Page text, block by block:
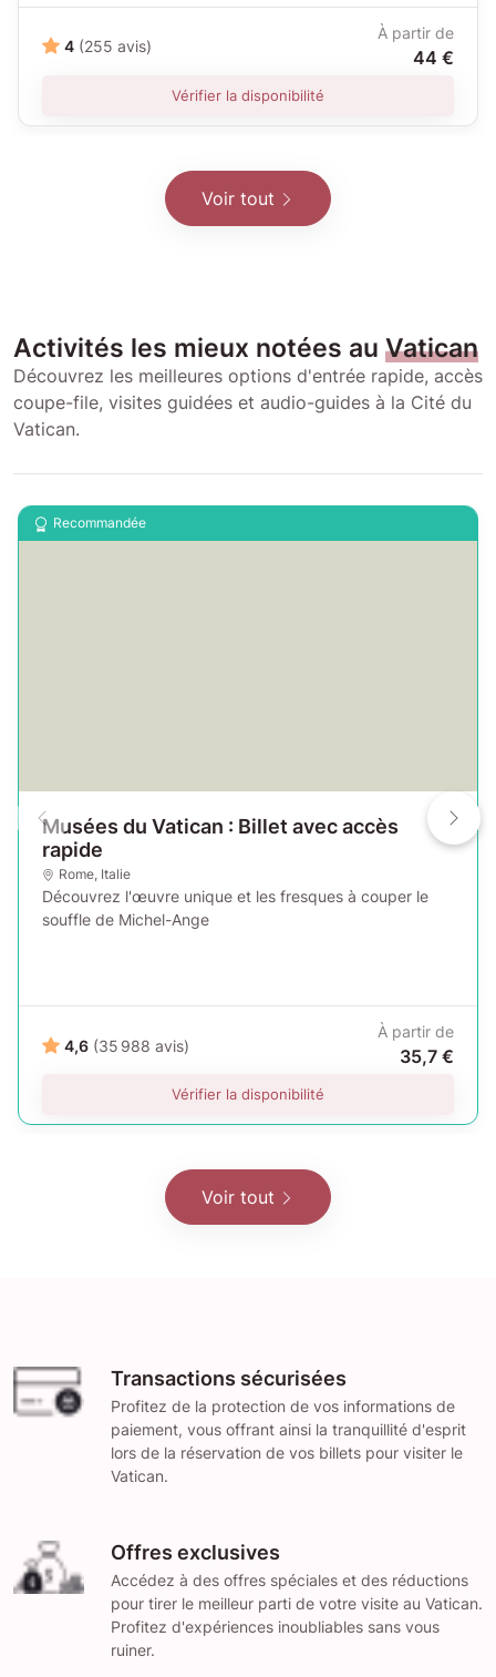
4 (255 avis)
À partir de
44 €
Vérifier la disponibilité
Voir tout
Activités les mieux notées au Vatican
Découvrez les meilleures options d'entrée rapide, accès
coupe-file, visites guidées et audio-guides à la Cité du
Vatican.
Recommandée
Musées du Vatican : Billet avec accès
rapide
Rome, Italie
Découvrez l'œuvre unique et les fresques à couper le
souffle de Michel-Ange
4,6 (35 988 avis)
À partir de
35,7 €
Vérifier la disponibilité
Voir tout
Transactions sécurisées
Profitez de la protection de vos informations de
paiement, vous offrant ainsi la tranquillité d'esprit
lors de la réservation de vos billets pour visiter le
Vatican.
Offres exclusives
Accédez à des offres spéciales et des réductions
pour tirer le meilleur parti de votre visite au Vatican.
Profitez d'expériences inoubliables sans vous
ruiner.